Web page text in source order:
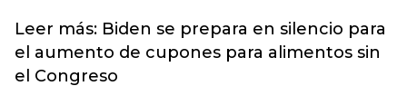
Leer más: Biden se prepara en silencio para
el aumento de cupones para alimentos sin
el Congreso